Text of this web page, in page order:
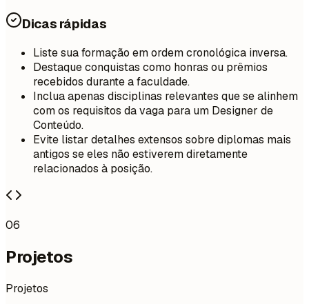
Dicas rápidas
Liste sua formação em ordem cronológica inversa.
Destaque conquistas como honras ou prêmios
recebidos durante a faculdade.
Inclua apenas disciplinas relevantes que se alinhem
com os requisitos da vaga para um Designer de
Conteúdo.
Evite listar detalhes extensos sobre diplomas mais
antigos se eles não estiverem diretamente
relacionados à posição.
06
Projetos
Projetos